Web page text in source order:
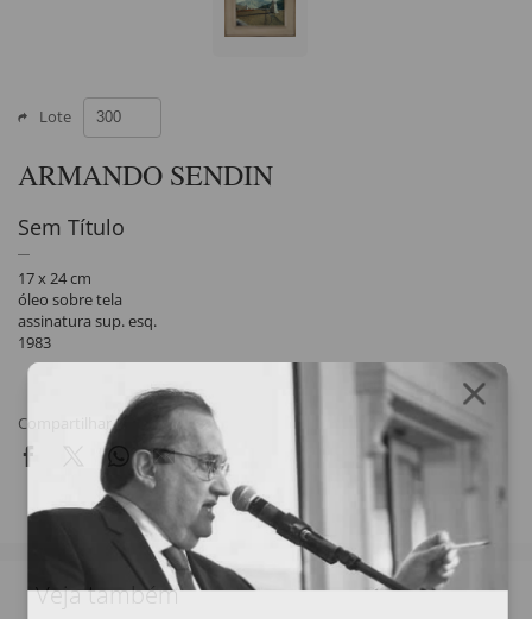
Lote
ARMANDO SENDIN
Sem Título
17 x 24 cm
óleo sobre tela
assinatura sup. esq.
1983
Compartilhar
Veja também